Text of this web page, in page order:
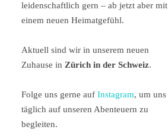
leidenschaftlich gern – ab jetzt aber mit
einem neuen Heimatgefühl.
Aktuell sind wir in unserem neuen
Zuhause in Zürich in der Schweiz.
Folge uns gerne auf Instagram, um uns
täglich auf unseren Abenteuern zu
begleiten.